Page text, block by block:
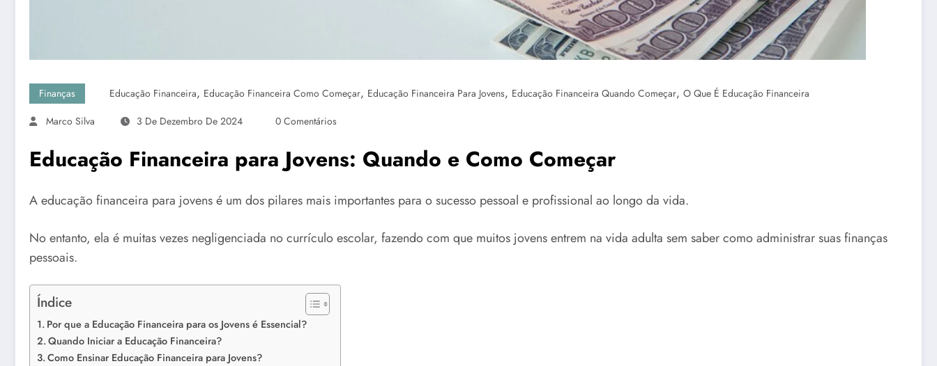
Finanças Educação Financeira, Educação Financeira Como Começar, Educação Financeira Para Jovens, Educação Financeira Quando Começar, O Que É Educação Financeira
Marco Silva
3 De Dezembro De 2024 0 Comentários
Educação Financeira para Jovens: Quando e Como Começar
A educação financeira para jovens é um dos pilares mais importantes para o sucesso pessoal e profissional ao longo da vida.
No entanto, ela é muitas vezes negligenciada no currículo escolar, fazendo com que muitos jovens entrem na vida adulta sem saber como administrar suas finanças
pessoais.
Índice
Por que a Educação Financeira para os Jovens é Essencial?
Quando Iniciar a Educação Financeira?
Como Ensinar Educação Financeira para Jovens?